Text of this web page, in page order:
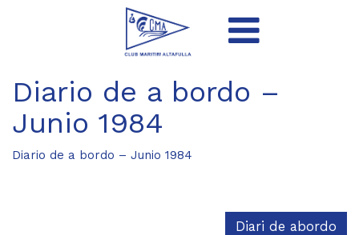
Diario de a bordo –
Junio 1984
Diario de a bordo – Junio 1984
Diari de abordo